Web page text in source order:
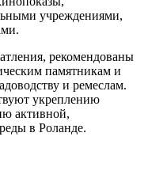
учреждениями,
рекомендованы
памятникам и
и ремеслам.
укреплению
активной,
в Роланде.